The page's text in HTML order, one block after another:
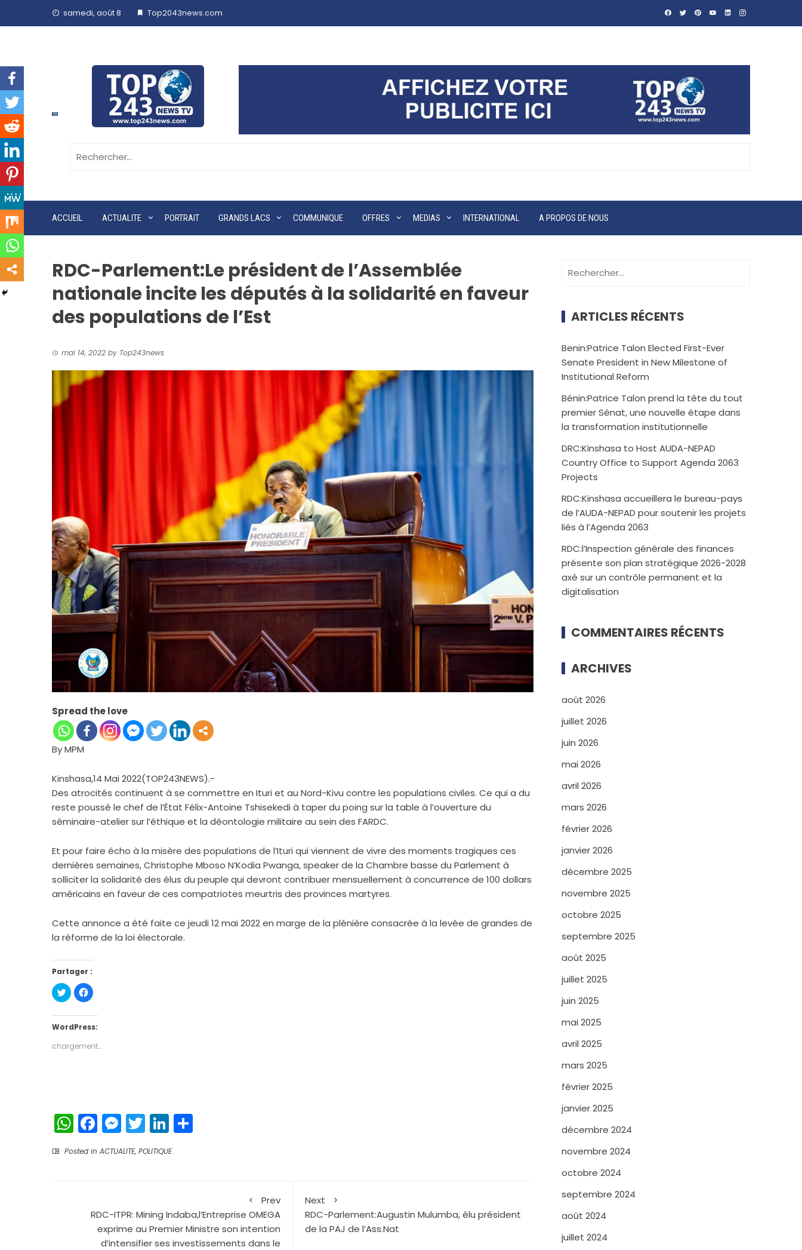
samedi, août 8 Top2043news.com
ACCUEIL ACTUALITE PORTRAIT GRANDS LACS COMMUNIQUE OFFRES MEDIAS INTERNATIONAL A PROPOS DE NOUS
RDC-Parlement:Le président de l’Assemblée
nationale incite les députés à la solidarité en faveur
des populations de l’Est
mai 14, 2022 by Top243news
Spread the love
By MPM
Kinshasa,14 Mai 2022(TOP243NEWS).-
Des atrocités continuent à se commettre en Ituri et au Nord-Kivu contre les populations civiles. Ce qui a du
reste poussé le chef de l’État Félix-Antoine Tshisekedi à taper du poing sur la table à l’ouverture du
séminaire-atelier sur l’éthique et la déontologie militaire au sein des FARDC.
Et pour faire écho à la misère des populations de l’Ituri qui viennent de vivre des moments tragiques ces
dernières semaines, Christophe Mboso N’Kodia Pwanga, speaker de la Chambre basse du Parlement à
solliciter la solidarité des élus du peuple qui devront contribuer mensuellement à concurrence de 100 dollars
américains en faveur de ces compatriotes meurtris des provinces martyres.
Cette annonce a été faite ce jeudi 12 mai 2022 en marge de la plénière consacrée à la levée de grandes de
la réforme de la loi électorale.
Partager :
Cliquez
pour
partager
Twitter(ouvre
dans
fenêtre)
Cliquez
pour
Facebook(ouvre
dans
fenêtre)
WordPress:
chargement…
WhatsApp
Facebook
Messenger
TwitterLinkedIn
Posted in ACTUALITE, POLITIQUE
Prev
RDC-ITPR: Mining Indaba,l’Entreprise OMEGA
exprime au Premier Ministre son intention
d’intensifier ses investissements dans le
Next
RDC-Parlement:Augustin Mulumba, élu président
de la PAJ de l’Ass.Nat
ARTICLES RÉCENTS
Benin:Patrice Talon Elected First-Ever
Senate President in New Milestone of
Institutional Reform
Bénin:Patrice Talon prend la tête du tout
premier Sénat, une nouvelle étape dans
la transformation institutionnelle
DRC:Kinshasa to Host AUDA-NEPAD
Country Office to Support Agenda 2063
Projects
RDC:Kinshasa accueillera le bureau-pays
de l’AUDA-NEPAD pour soutenir les projets
liés à l’Agenda 2063
RDC:l’Inspection générale des finances
présente son plan stratégique 2026-2028
axé sur un contrôle permanent et la
digitalisation
COMMENTAIRES RÉCENTS
ARCHIVES
août 2026
juillet 2026
juin 2026
mai 2026
avril 2026
mars 2026
février 2026
janvier 2026
décembre 2025
novembre 2025
octobre 2025
septembre 2025
août 2025
juillet 2025
juin 2025
mai 2025
avril 2025
mars 2025
février 2025
janvier 2025
décembre 2024
novembre 2024
octobre 2024
septembre 2024
août 2024
juillet 2024